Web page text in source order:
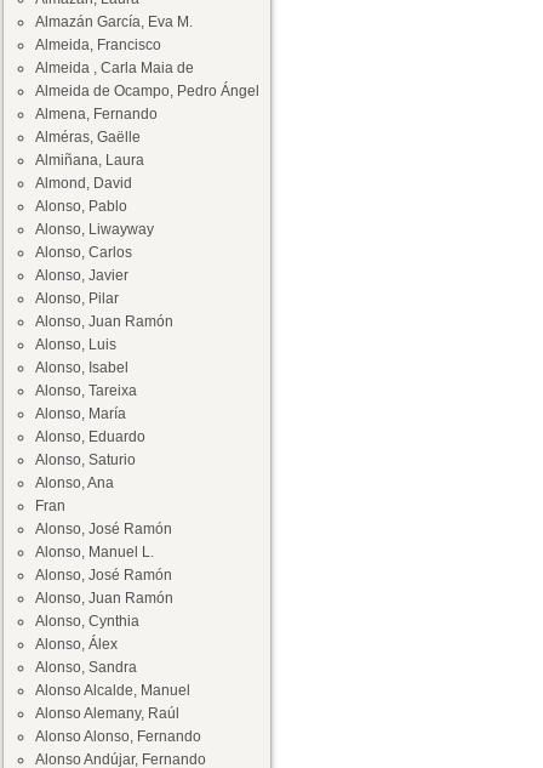
Almazán García, Eva M.
Almeida, Francisco
Almeida , Carla Maia de
Almeida de Ocampo, Pedro Ángel
Almena, Fernando
Alméras, Gaëlle
Almiñana, Laura
Almond, David
Alonso, Pablo
Alonso, Liwayway
Alonso, Carlos
Alonso, Javier
Alonso, Pilar
Alonso, Juan Ramón
Alonso, Luis
Alonso, Isabel
Alonso, Tareixa
Alonso, María
Alonso, Eduardo
Alonso, Saturio
Alonso, Ana
Fran
Alonso, José Ramón
Alonso, Manuel L.
Alonso, José Ramón
Alonso, Juan Ramón
Alonso, Cynthia
Alonso, Álex
Alonso, Sandra
Alonso Alcalde, Manuel
Alonso Alemany, Raúl
Alonso Alonso, Fernando
Alonso Andújar, Fernando